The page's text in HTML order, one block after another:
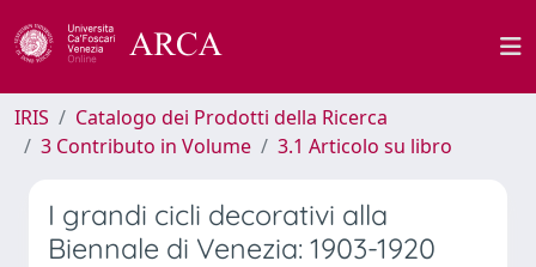
IRIS
Catalogo dei Prodotti della Ricerca
3 Contributo in Volume
3.1 Articolo su libro
I grandi cicli decorativi alla
Biennale di Venezia: 1903-1920